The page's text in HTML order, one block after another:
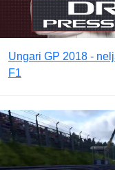
Ungari GP 2018 -
F1